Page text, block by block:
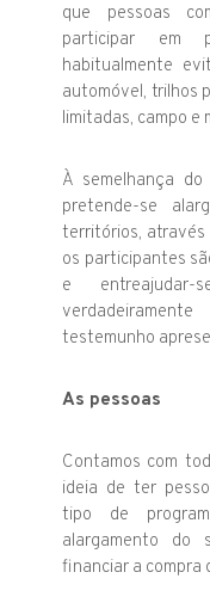
que pessoas
participar em
habitualmente
automóvel, trilhos
limitadas, campo e
À semelhança
pretende-se
territórios, através
os participantes
e
testemunho
As pessoas
Contamos com
ideia de ter
tipo de
alargamento do
financiar a compra